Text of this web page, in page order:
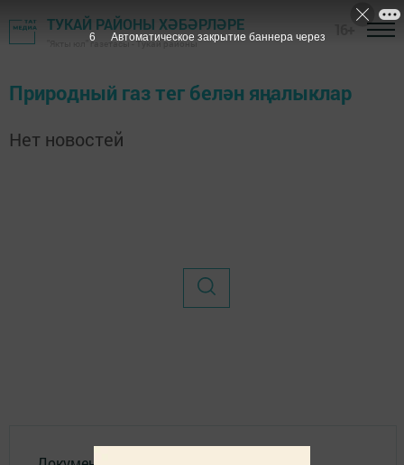
ТУКАЙ РАЙОНЫ ХӘБӘРЛӘРЕ
"Якты юл" газетасы - Тукай районы
Природный газ тег белән яңалыклар
Нет новостей
6 Автоматическое закрытие баннера через